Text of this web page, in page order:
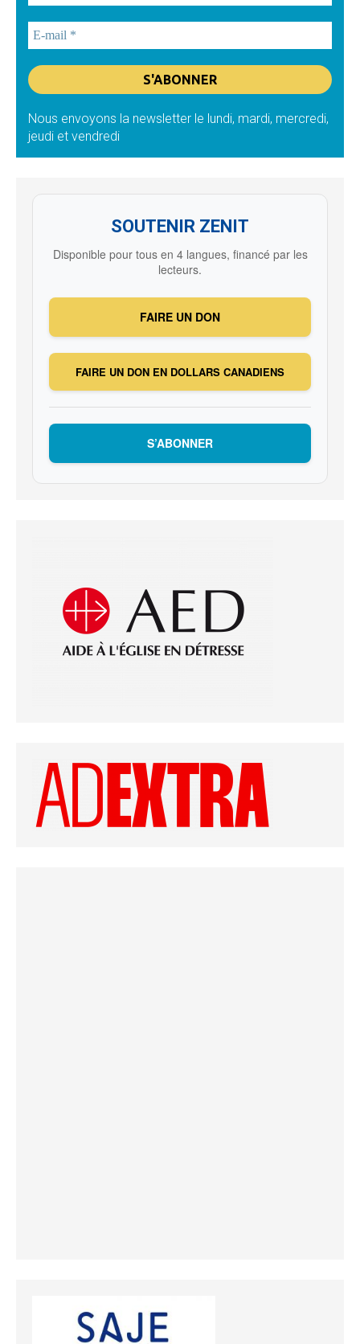
Nous envoyons la newsletter le lundi, mardi, mercredi,
jeudi et vendredi
SOUTENIR ZENIT
Disponible pour tous en 4 langues, financé par les
lecteurs.
FAIRE UN DON
FAIRE UN DON EN DOLLARS CANADIENS
S’ABONNER